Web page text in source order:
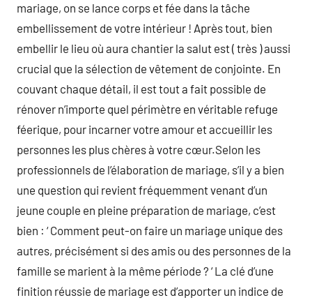
mariage, on se lance corps et fée dans la tâche
embellissement de votre intérieur ! Après tout, bien
embellir le lieu où aura chantier la salut est ( très ) aussi
crucial que la sélection de vêtement de conjointe. En
couvant chaque détail, il est tout a fait possible de
rénover n’importe quel périmètre en véritable refuge
féerique, pour incarner votre amour et accueillir les
personnes les plus chères à votre cœur.Selon les
professionnels de l’élaboration de mariage, s’il y a bien
une question qui revient fréquemment venant d’un
jeune couple en pleine préparation de mariage, c’est
bien : ‘ Comment peut-on faire un mariage unique des
autres, précisément si des amis ou des personnes de la
famille se marient à la même période ? ‘ La clé d’une
finition réussie de mariage est d’apporter un indice de